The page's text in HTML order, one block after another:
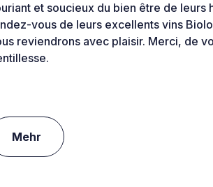
et soucieux du bien être de leurs
vous de leurs excellents vins
reviendrons avec plaisir. Merci, de
Mehr